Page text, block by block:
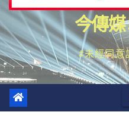
今傳
#未經同意